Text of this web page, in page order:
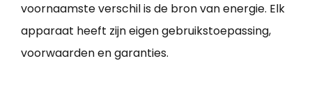
voornaamste verschil is de bron van energie. Elk
apparaat heeft zijn eigen gebruikstoepassing,
voorwaarden en garanties.